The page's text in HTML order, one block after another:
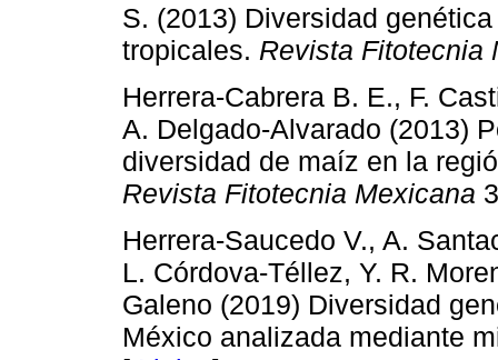
S. (2013) Diversidad
tropicales. Revista Fitotecnia
Herrera-Cabrera B. E., F.
A. Delgado-Alvarado (2013)
diversidad de maíz en la
Revista Fitotecnia Mexicana
Herrera-Saucedo V., A.
L. Córdova-Téllez, Y. R.
Galeno (2019) Diversidad
México analizada mediante